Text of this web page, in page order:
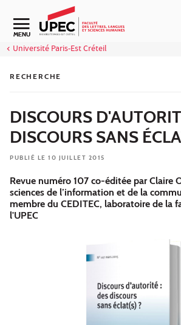
Aller au contenu
Navigation secondaire
MENU
Université Paris-Est Créteil
RECHERCHE
DISCOURS
DISCOURS SANS
PUBLIÉ LE 10 JUILLET 2015
Revue numéro 107 co-éditée par Claire
sciences de l’information et de la
membre du CEDITEC, laboratoire de la
l'UPEC